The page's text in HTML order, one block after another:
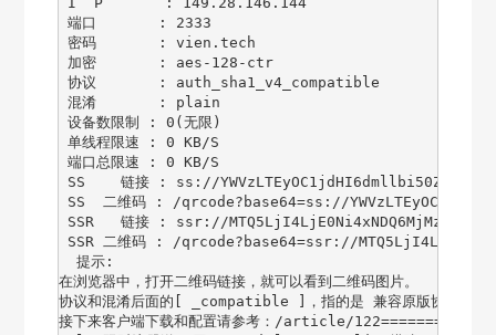
端口       : 2333
密码       : vien.tech
加密       : aes-128-ctr
协议       : auth_sha1_v4_compatible
混淆       : plain
设备数限制 : 0(无限)
单线程限速 : 0 KB/S
端口总限速 : 0 KB/S
SS    链接 : ss://
SS  二维码 : /qrcode?base64=ss://
SSR   链接 : ssr://
SSR 二维码 : /qrcode?base64=ssr://
提示:
在浏览器中，打开二维码链接，就可以看到二维码图片。
协议和混淆后面的[ _compatible ]，指的是 兼容原版协议/混
接下来客户端下载和配置请参考：/article/